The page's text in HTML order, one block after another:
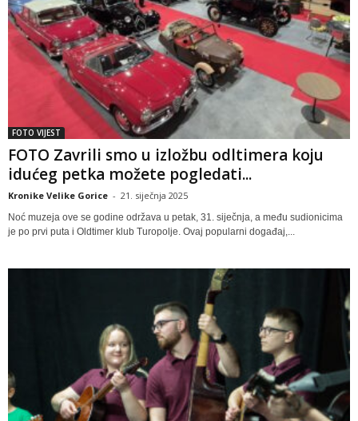
FOTO VIJEST
FOTO Zavrili smo u izložbu odltimera koju
idućeg petka možete pogledati...
Kronike Velike Gorice - 21. siječnja 2025
Noć muzeja ove se godine održava u petak, 31. siječnja, a među sudionicima
je po prvi puta i Oldtimer klub Turopolje. Ovaj popularni događaj,...